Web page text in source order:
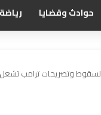
حوادث وقضايا رياضة
وتصريحات ترامب تشعل